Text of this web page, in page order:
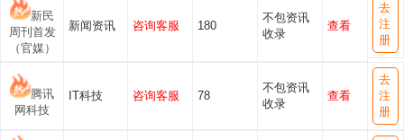
新民
周刊首发
（官媒）
新闻资讯 咨询客服 180
不包资讯
收录
查看
去
注
册
腾讯
网科技
IT科技 咨询客服 78
不包资讯
收录
查看
去
注
册